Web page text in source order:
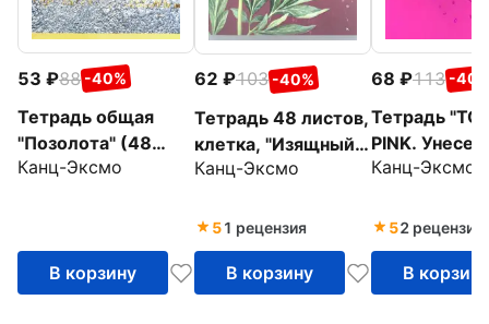
53 88 -40%
Тетрадь общая
"Позолота" (48
листов, А5, клетка,
Канц-Эксмо
В корзину
62 103 -40%
Тетрадь 48 листов,
клетка, "Изящный
гербарий", в
(ТКФЛ485743)
Канц-Эксмо
51 рецензия
В корзину
68 113 -
Тетрадь
PINK.
ветром
клетка)
Канц-Эксмо
52 рецензии
В корзину